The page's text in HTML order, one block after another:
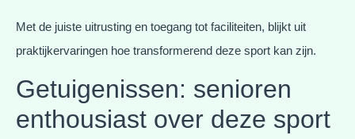
Met de juiste uitrusting en toegang tot faciliteiten, blijkt uit
praktijkervaringen hoe transformerend deze sport kan zijn.
Getuigenissen: senioren
enthousiast over deze sport